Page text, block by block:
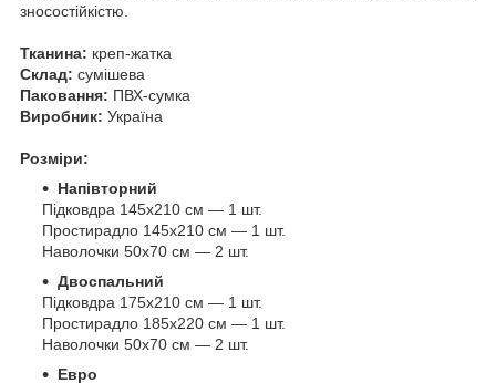
зносостійкістю.
Тканина: креп-жатка
Склад: сумішева
Паковання: ПВХ-сумка
Виробник: Україна
Розміри:
Напівторний
Підковдра 145х210 см — 1 шт.
Простирадло 145х210 см — 1 шт.
Наволочки 50х70 см — 2 шт.
Двоспальний
Підковдра 175х210 см — 1 шт.
Простирадло 185х220 см — 1 шт.
Наволочки 50х70 см — 2 шт.
Евро